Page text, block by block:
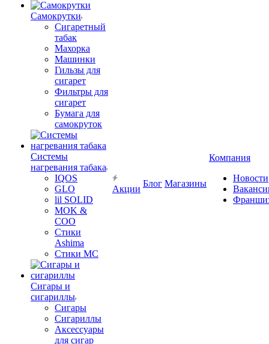
Самокрутки
Сигаретный
табак
Махорка
Машинки
Гильзы для
сигарет
Фильтры для
сигарет
Бумага для
самокруток
Системы
нагревания табака
IQOS
GLO
lil SOLID
MOK &
COO
Стики
Ashima
Стики MC
Сигары и
сигариллы
Сигары
Сигариллы
Аксессуары
для сигар
Акции
Блог Магазины
Компания
Новости